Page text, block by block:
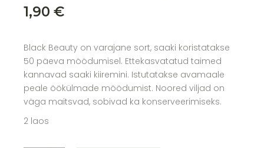
1,90€
Black Beauty on varajane sort, saaki koristatakse
50 päeva möödumisel. Ettekasvatatud taimed
kannavad saaki kiiremini. Istutatakse avamaale
peale öökülmade möödumist. Noored viljad on
väga maitsvad, sobivad ka konserveerimiseks.
2 laos